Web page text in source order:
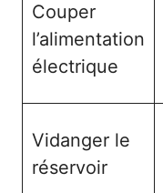
Couper
l’alimentation
électrique
Vidanger le
réservoir